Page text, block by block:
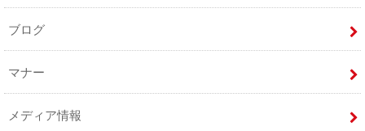
ブログ
マナー
メディア情報